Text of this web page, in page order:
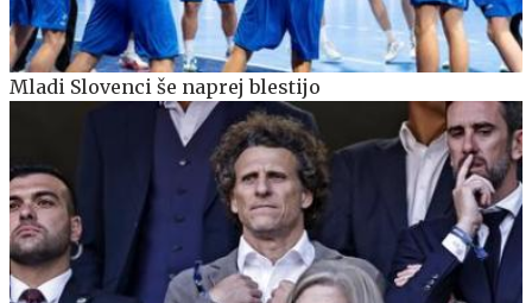
Mladi Slovenci še naprej blestijo